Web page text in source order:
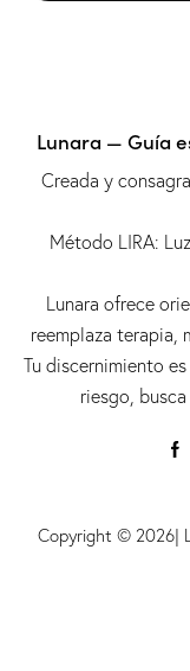
Lunara — Guía
Creada y
Método LIRA:
Lunara ofrece
reemplaza terapia,
Tu discernimiento
riesgo,
Copyright © 2026|